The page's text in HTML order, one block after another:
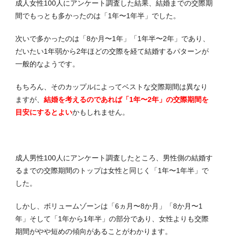
成人女性100人にアンケート調査した結果、結婚までの交際期
間でもっとも多かったのは「1年〜1年半」でした。
次いで多かったのは「8か月〜1年」「1年半〜2年」であり、
だいたい1年弱から2年ほどの交際を経て結婚するパターンが
一般的なようです。
もちろん、そのカップルによってベストな交際期間は異なり
ますが、 結婚を考えるのであれば「1年〜2年」の交際期間を
目安にするとよいかもしれません。
成人男性100人にアンケート調査したところ、男性側の結婚す
るまでの交際期間のトップは女性と同じく「1年〜1年半」で
した。
しかし、ボリュームゾーンは「6ヵ月〜8か月」「8か月〜1
年」そして「1年から1年半」の部分であり、女性よりも交際
期間がやや短めの傾向があることがわかります。